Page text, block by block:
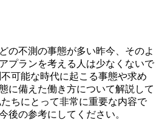
の不測の事態が多い昨今、そのよ
プランを考える人は少なくないで
可能な時代に起こる事態や求め
に備えた働き方について解説して
ちにとって非常に重要な内容で
後の参考にしてください。